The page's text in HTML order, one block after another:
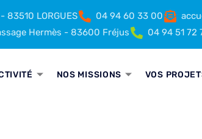
83510 LORGUES 04 94 60 33 00
Hermès - 83600 Fréjus
04 94 51 72
NOS MISSIONS VOS